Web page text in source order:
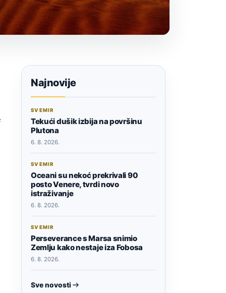
Najnovije
SVEMIR
Tekući dušik izbija na površinu
Plutona
6. 8. 2026.
SVEMIR
Oceani su nekoć prekrivali 90
posto Venere, tvrdi novo
istraživanje
6. 8. 2026.
SVEMIR
Perseverance s Marsa snimio
Zemlju kako nestaje iza Fobosa
6. 8. 2026.
Sve novosti